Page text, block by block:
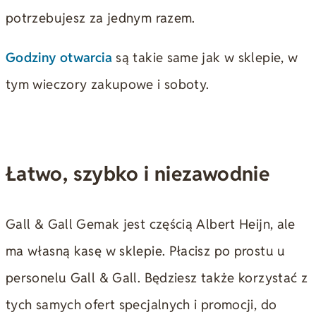
potrzebujesz za jednym razem.
Godziny otwarciasą takie same jak w sklepie, w
tym wieczory zakupowe i soboty.
Łatwo, szybko i niezawodnie
Gall & Gall Gemak jest częścią Albert Heijn, ale
ma własną kasę w sklepie. Płacisz po prostu u
personelu Gall & Gall. Będziesz także korzystać z
tych samych ofert specjalnych i promocji, do